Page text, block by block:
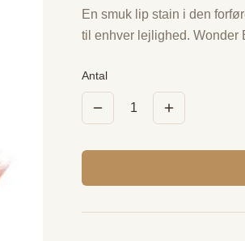
En smuk lip stain i den
til enhver lejlighed. Wonder
Antal
1